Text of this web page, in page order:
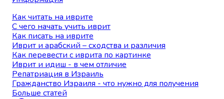
Как читать на иврите
С чего начать учить иврит
Как писать на иврите
Иврит и арабский – сходства и различия
Как перевести с иврита по картинке
Иврит и идиш - в чем отличие
Репатриация в Израиль
Гражданство Израиля - что нужно для получения
Больше статей